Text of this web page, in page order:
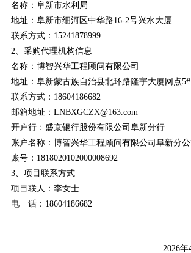
名称： 阜新市水利局
地址：阜新市细河区中华路16-2号兴水大厦
联系方式： 15241878999
2、采购代理机构信息
名称：博智兴华工程顾问有限公司
地址：阜新蒙古族自治县北环路隆宇大厦网点5#
联系方式： 18604186682
邮箱地址： LNBXGCZX@163.com
开户行： 盛京银行股份有限公司阜新分行
账户名称： 博智兴华工程顾问有限公司阜新分公
账号： 1818020102000008692
3、项目联系方式
项目联人：李女士
电 话：18604186682
2026年